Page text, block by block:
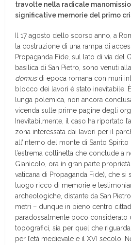
travolte nella radicale
significative memorie del primo
Il 17 agosto dello scorso anno, a
la costruzione di una rampa di
Propaganda Fide, sul lato di via del
basilica di San Pietro, sono venuti
domusdi epoca romana con muri
blocco dei lavori è stato inevitabile.
lunga polemica, non ancora
vicenda sulle prime pagine degli
Inevitabilmente, il caso ha riportato
zona interessata dai lavori per il
all’interno del monte di Santo Spirito
l’estrema collinetta che conclude a
Gianicolo, ora in gran parte
vaticana di Propaganda Fide), che si
luogo ricco di memorie e
archeologiche, distante da San
metri – dunque in pieno centro
paradossalmente poco considerato
topografici, sia per quel che riguarda
per l’età medievale e il XVI secolo.